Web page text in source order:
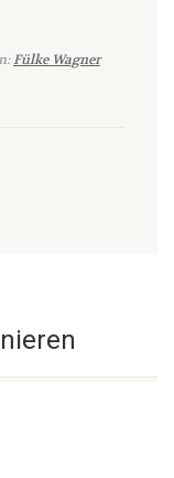
Fülke Wagner